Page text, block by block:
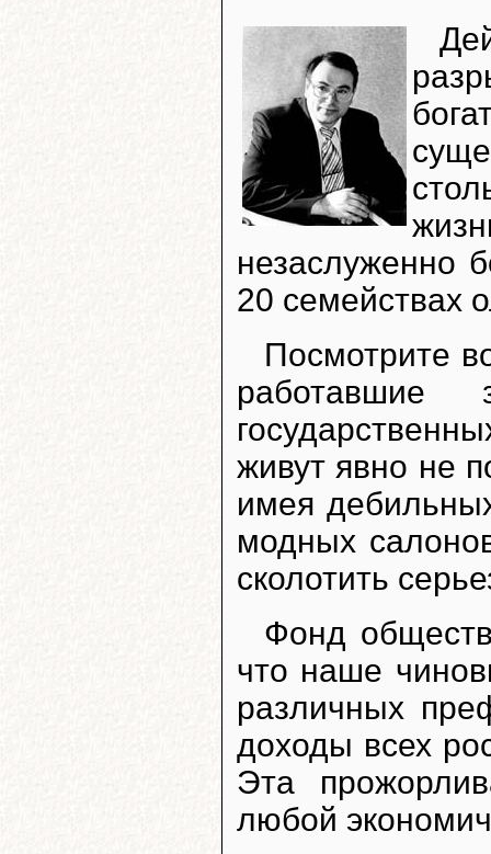
незаслуженно
20 семействах
Посмотрите
живут явно не
имея
модных
сколотить
Фонд
что наше
различных
доходы всех
Эта
любой